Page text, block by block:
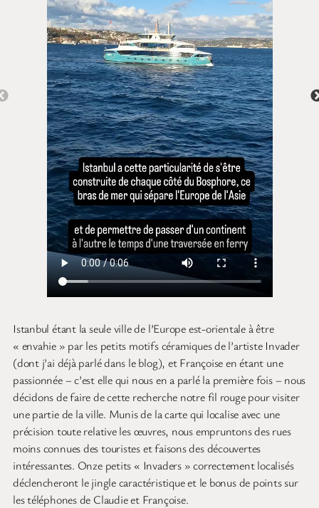
Istanbul étant la seule ville de l’Europe est-orientale à être
« envahie » par les petits motifs céramiques de l’artiste Invader
(dont j’ai déjà parlé dans le blog), et Françoise en étant une
passionnée – c’est elle qui nous en a parlé la première fois – nous
décidons de faire de cette recherche notre fil rouge pour visiter
une partie de la ville. Munis de la carte qui localise avec une
précision toute relative les œuvres, nous empruntons des rues
moins connues des touristes et faisons des découvertes
intéressantes. Onze petits « Invaders » correctement localisés
déclencheront le jingle caractéristique et le bonus de points sur
les téléphones de Claudie et Françoise.